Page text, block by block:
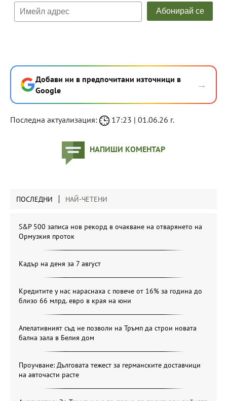
Добави ни в предпочитани източници в
Google
→
Последна актуализация: 17:23 | 01.06.26 г.
НАПИШИ КОМЕНТАР
ПОСЛЕДНИ НАЙ-ЧЕТЕНИ
S&P 500 записа нов рекорд в очакване на отварянето на
Ормузкия проток
Кадър на деня за 7 август
Кредитите у нас нараснаха с повече от 16% за година до
близо 66 млрд. евро в края на юни
Апелативният съд не позволи на Тръмп да строи новата
бална зала в Белия дом
Проучване: Дълговата тежест за германските доставчици
на авточасти расте